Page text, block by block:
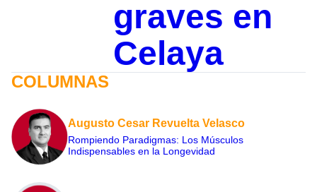
graves en
Celaya
COLUMNAS
Augusto Cesar Revuelta Velasco
Rompiendo Paradigmas: Los Músculos
Indispensables en la Longevidad